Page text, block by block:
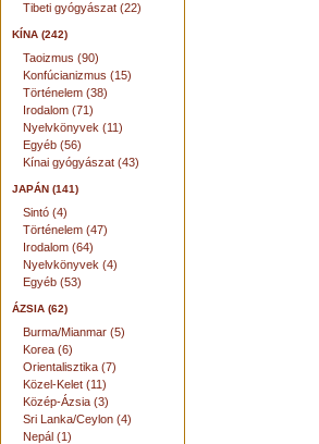
Tibeti gyógyászat (22)
KÍNA (242)
Taoizmus (90)
Konfúcianizmus (15)
Történelem (38)
Irodalom (71)
Nyelvkönyvek (11)
Egyéb (56)
Kínai gyógyászat (43)
JAPÁN (141)
Sintó (4)
Történelem (47)
Irodalom (64)
Nyelvkönyvek (4)
Egyéb (53)
ÁZSIA (62)
Burma/Mianmar (5)
Korea (6)
Orientalisztika (7)
Közel-Kelet (11)
Közép-Ázsia (3)
Sri Lanka/Ceylon (4)
Nepál (1)